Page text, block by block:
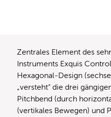
Zentrales Element des
Instruments Exquis
Hexagonal-Design
„versteht“ die drei
Pitchbend (durch
(vertikales Bewegen) und